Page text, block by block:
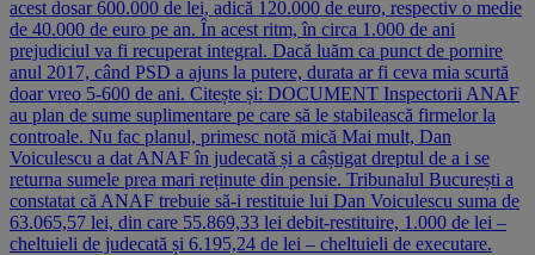
acest dosar 600.000 de lei, adică 120.000 de euro, respectiv o medie
de 40.000 de euro pe an. În acest ritm, în circa 1.000 de ani
prejudiciul va fi recuperat integral. Dacă luăm ca punct de pornire
anul 2017, când PSD a ajuns la putere, durata ar fi ceva mia scurtă
doar vreo 5-600 de ani. Citește și: DOCUMENT Inspectorii ANAF
au plan de sume suplimentare pe care să le stabilească firmelor la
controale. Nu fac planul, primesc notă mică Mai mult, Dan
Voiculescu a dat ANAF în judecată și a câștigat dreptul de a i se
returna sumele prea mari reținute din pensie. Tribunalul București a
constatat că ANAF trebuie să-i restituie lui Dan Voiculescu suma de
63.065,57 lei, din care 55.869,33 lei debit-restituire, 1.000 de lei –
cheltuieli de judecată și 6.195,24 de lei – cheltuieli de executare.